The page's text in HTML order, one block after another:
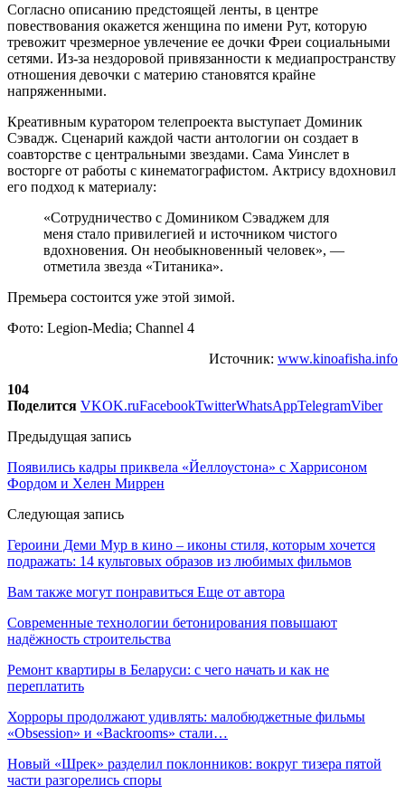
Согласно описанию предстоящей ленты, в центре
повествования окажется женщина по имени Рут, которую
тревожит чрезмерное увлечение ее дочки Фреи социальными
сетями. Из-за нездоровой привязанности к медиапространству
отношения девочки с материю становятся крайне
напряженными.
Креативным куратором телепроекта выступает Доминик
Сэвадж. Сценарий каждой части антологии он создает в
соавторстве с центральными звездами. Сама Уинслет в
восторге от работы с кинематографистом. Актрису вдохновил
его подход к материалу:
«Сотрудничество с Домиником Сэваджем для
меня стало привилегией и источником чистого
вдохновения. Он необыкновенный человек», —
отметила звезда «Титаника».
Премьера состоится уже этой зимой.
Фото: Legion-Media; Channel 4
Источник: www.kinoafisha.info
104
Поделится VKOK.ruFacebookTwitterWhatsAppTelegramViber
Предыдущая запись
Появились кадры приквела «Йеллоустона» с Харрисоном
Фордом и Хелен Миррен
Следующая запись
Героини Деми Мур в кино – иконы стиля, которым хочется
подражать: 14 культовых образов из любимых фильмов
Вам также могут понравиться Еще от автора
Современные технологии бетонирования повышают
надёжность строительства
Ремонт квартиры в Беларуси: с чего начать и как не
переплатить
Хорроры продолжают удивлять: малобюджетные фильмы
«Obsession» и «Backrooms» стали…
Новый «Шрек» разделил поклонников: вокруг тизера пятой
части разгорелись споры